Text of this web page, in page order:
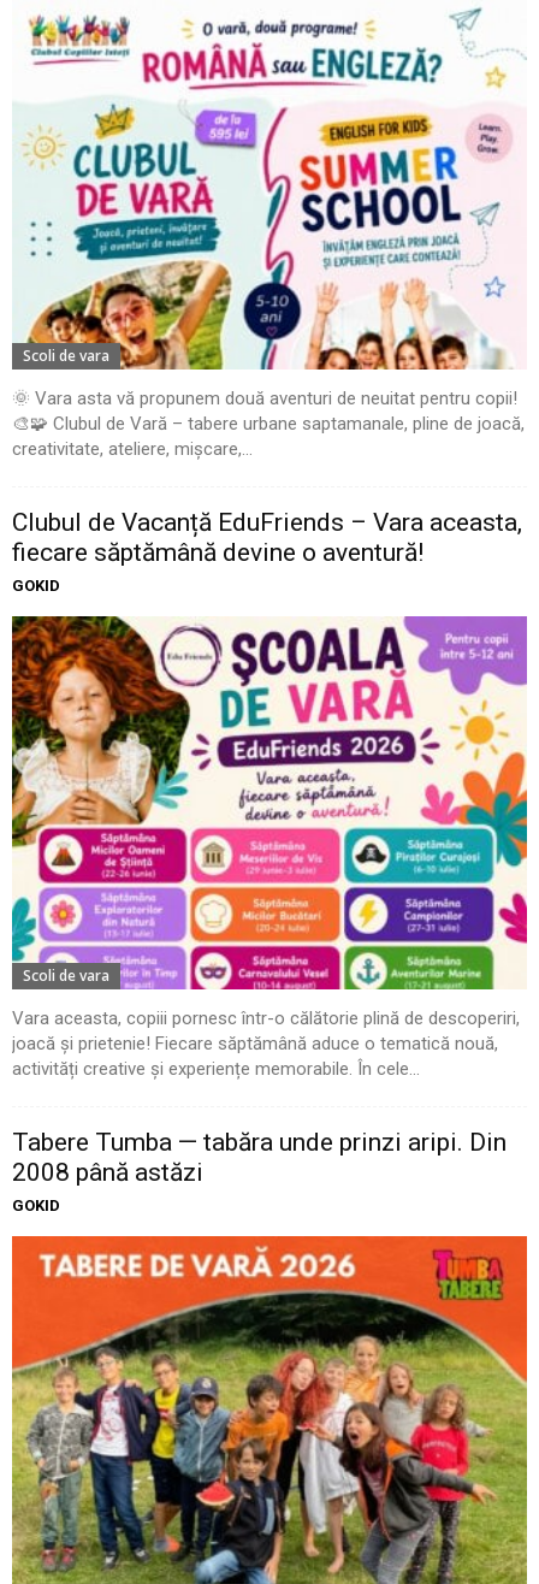
Scoli de vara
🌞 Vara asta vă propunem două aventuri de neuitat pentru copii!
🎨🧩 Clubul de Vară – tabere urbane saptamanale, pline de joacă,
creativitate, ateliere, mișcare,...
Clubul de Vacanță EduFriends – Vara aceasta,
fiecare săptămână devine o aventură!
GOKID
Scoli de vara
Vara aceasta, copiii pornesc într-o călătorie plină de descoperiri,
joacă și prietenie! Fiecare săptămână aduce o tematică nouă,
activități creative și experiențe memorabile. În cele...
Tabere Tumba — tabăra unde prinzi aripi. Din
2008 până astăzi
GOKID